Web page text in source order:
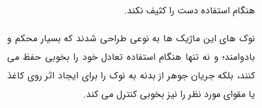
هنگام استفاده دست را کثیف نکند.
نوک های این ماژیک ها به نوعی طراحی شدند که بسیار محکم و
بادوامند؛ و نه تنها هنگام استفاده تعادل خود را بخوبی حفظ می
کنند، بلکه جریان جوهر از بدنه به نوک را برای ایجاد اثر روی کاغذ
یا مقوای مورد نظر را نیز بخوبی کنترل می کند.